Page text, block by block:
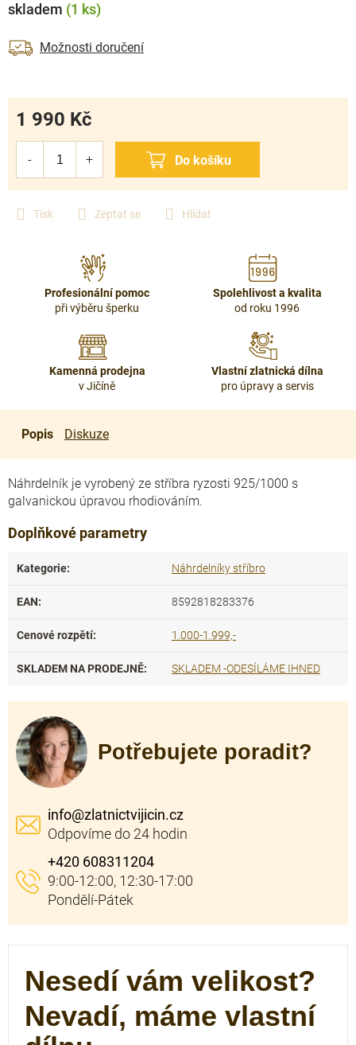
Tisk Zeptat se Hlídat
skladem (1 ks)
Možnosti doručení
1 990 Kč
Profesionální pomoc
při výběru šperku
Spolehlivost a kvalita
od roku 1996
Kamenná prodejna
v Jičíně
Vlastní zlatnická dílna
pro úpravy a servis
Popis Diskuze
Náhrdelník je vyrobený ze stříbra ryzosti 925/1000 s
galvanickou úpravou rhodiováním.
Doplňkové parametry
Kategorie: Náhrdelníky stříbro
EAN: 8592818283376
Cenové rozpětí: 1.000-1.999,-
SKLADEM NA PRODEJNĚ: SKLADEM -ODESÍLÁME IHNED
Potřebujete poradit?
info@zlatnictvijicin.cz
+420 608311204
Nesedí vám velikost?
Nevadí, máme vlastní